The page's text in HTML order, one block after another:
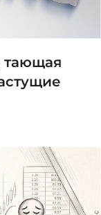
тающая